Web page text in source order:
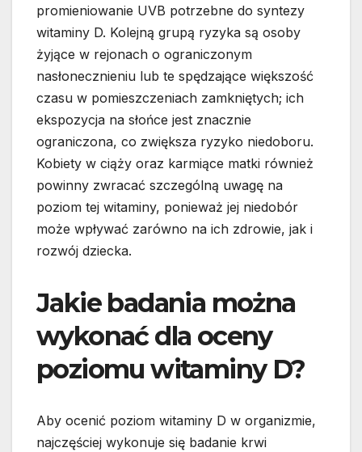
promieniowanie UVB potrzebne do syntezy
witaminy D. Kolejną grupą ryzyka są osoby
żyjące w rejonach o ograniczonym
nasłonecznieniu lub te spędzające większość
czasu w pomieszczeniach zamkniętych; ich
ekspozycja na słońce jest znacznie
ograniczona, co zwiększa ryzyko niedoboru.
Kobiety w ciąży oraz karmiące matki również
powinny zwracać szczególną uwagę na
poziom tej witaminy, ponieważ jej niedobór
może wpływać zarówno na ich zdrowie, jak i
rozwój dziecka.
Jakie badania można
wykonać dla oceny
poziomu witaminy D?
Aby ocenić poziom witaminy D w organizmie,
najczęściej wykonuje się badanie krwi